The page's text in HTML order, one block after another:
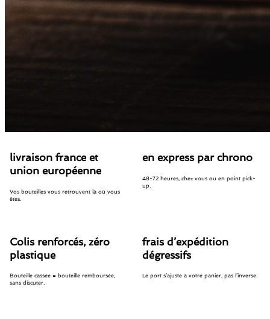
livraison france et
union européenne
Vos bouteilles vous retrouvent là où vous
êtes.
en express par chrono
48-72 heures, chez vous ou en point pick-
up.
Colis renforcés, zéro
plastique
Bouteille cassée = bouteille remboursée,
sans discuter.
frais d’expédition
dégressifs
Le port s’ajuste à votre panier, pas l’inverse.